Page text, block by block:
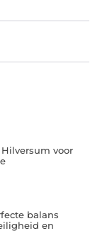
voor
balans
en